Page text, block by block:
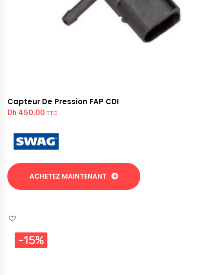
Capteur De Pression FAP CDI
Dh 450,00 TTC
ACHETEZ MAINTENANT
-15%